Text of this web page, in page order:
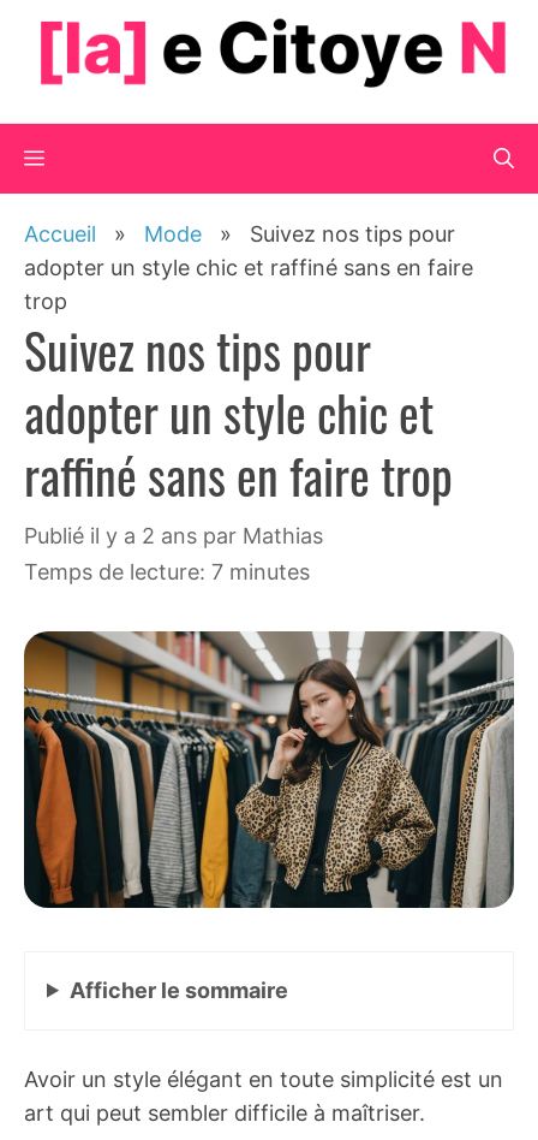
contenu
Menu
Accueil » Mode » Suivez nos tips pour
adopter un style chic et raffiné sans en faire
trop
Suivez nos tips pour
adopter un style chic et
raffiné sans en faire trop
publié il y a 2 ans par Mathias
Temps de lecture: 7 minutes
Afficher le sommaire
Avoir un style élégant en toute simplicité est un
art qui peut sembler difficile à maîtriser.